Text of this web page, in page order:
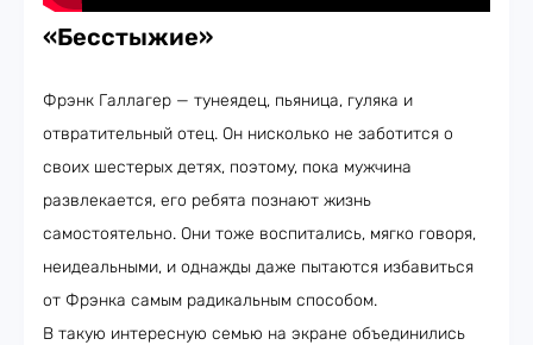
«Бесстыжие»
Фрэнк Галлагер — тунеядец, пьяница, гуляка и
отвратительный отец. Он нисколько не заботится о
своих шестерых детях, поэтому, пока мужчина
развлекается, его ребята познают жизнь
самостоятельно. Они тоже воспитались, мягко говоря,
неидеальными, и однажды даже пытаются избавиться
от Фрэнка самым радикальным способом.
В такую интересную семью на экране объединились